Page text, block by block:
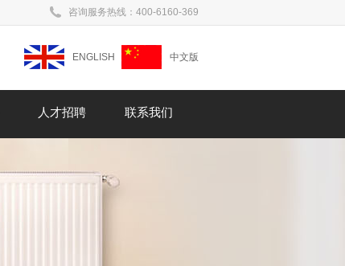
咨询服务热线：400-6160-369
ENGLISH 中文版
人才招聘 联系我们